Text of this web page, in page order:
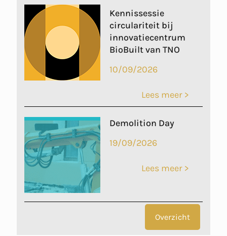
Kennissessie
circulariteit bij
innovatiecentrum
BioBuilt van TNO
10/09/2026
Lees meer >
Demolition Day
19/09/2026
Lees meer >
Overzicht